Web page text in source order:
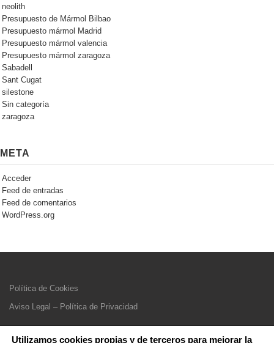
neolith
Presupuesto de Mármol Bilbao
Presupuesto mármol Madrid
Presupuesto mármol valencia
Presupuesto mármol zaragoza
Sabadell
Sant Cugat
silestone
Sin categoría
zaragoza
META
Acceder
Feed de entradas
Feed de comentarios
WordPress.org
Política de Cookies
Aviso Legal – Política de Privacidad
Utilizamos cookies propias y de terceros para mejorar la